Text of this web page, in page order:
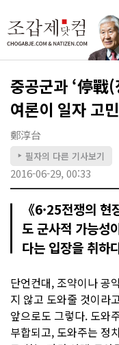
중공군과 ‘停戰
여론이 일자 고
鄭淳台
▶ 필자의 다른 기사보기
2016-06-29, 00:33
《6·25전쟁의
도 군사적 가능성
다는 입장을 취하
단언컨대, 조약이나 공
지 않고 도와줄 것이라
앞으로도 그렇다. 도와
부합되고, 도와주는 정